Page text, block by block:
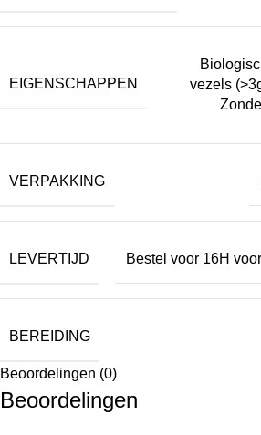
EIGENSCHAPPEN
vezels
VERPAKKING
LEVERTIJD Bestel voor 16H
BEREIDING
Beoordelingen (0)
Beoordelingen